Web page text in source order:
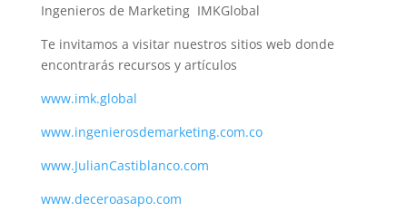
Ingenieros de Marketing IMKGlobal
Te invitamos a visitar nuestros sitios web donde
encontrarás recursos y artículos
www.imk.global
www.ingenierosdemarketing.com.co
www.JulianCastiblanco.com
www.deceroasapo.com